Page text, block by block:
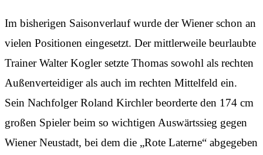
Im bisherigen Saisonverlauf wurde der Wiener schon an
vielen Positionen eingesetzt. Der mittlerweile beurlaubte
Trainer Walter Kogler setzte Thomas sowohl als rechten
Außenverteidiger als auch im rechten Mittelfeld ein.
Sein Nachfolger Roland Kirchler beorderte den 174 cm
großen Spieler beim so wichtigen Auswärtssieg gegen
Wiener Neustadt, bei dem die „Rote Laterne“ abgegeben